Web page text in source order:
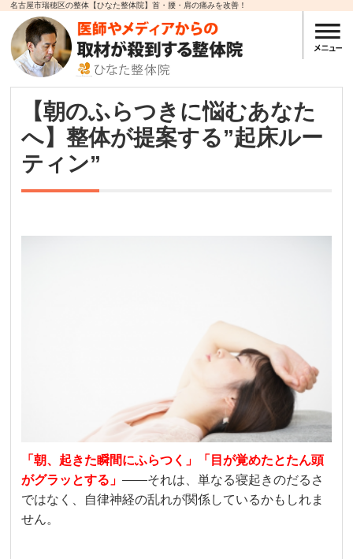
名古屋市瑞穂区の整体【ひなた整体院】首・腰・肩の痛みを改善！
【朝のふらつきに悩むあなた
へ】整体が提案する”起床ルー
ティン”
「朝、起きた瞬間にふらつく」「目が覚めたとたん頭
がグラッとする」――それは、単なる寝起きのだるさ
ではなく、自律神経の乱れが関係しているかもしれま
せん。